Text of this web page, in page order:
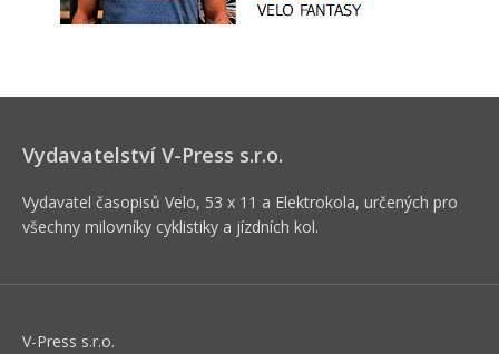
Vydavatelství V-Press s.r.o.
Vydavatel časopisů Velo, 53 x 11 a Elektrokola, určených pro
všechny milovníky cyklistiky a jízdních kol.
V-Press s.r.o.